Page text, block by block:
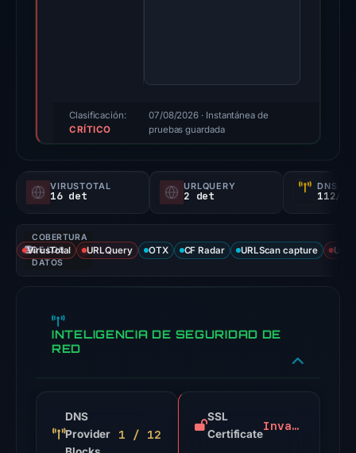
triage
score,
probability).
signals:
16
engines
the
domain
Jun
Clasificación:
CRÍTICO
07/08/2026 · Instantánea de
pruebas guardada
VIRUSTOTAL
16 det
URLQUERY
2 det
DNS
112/
COBERTURA
DE LOS
DATOS
VirusTotal URLQuery OTX CF Radar URLScan capture
INTELIGENCIA DE SEGURIDAD DE
RED
DNS
Provider
1 / 12
SSL
Certificate
Invalid